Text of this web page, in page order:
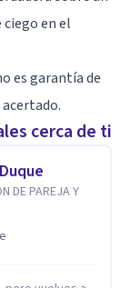
en el
es garantía de
cerca de ti
DE PAREJA Y